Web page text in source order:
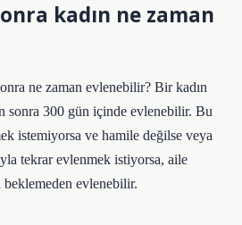
kadın ne zaman
ne zaman evlenebilir? Bir kadın
sonra 300 gün içinde evlenebilir. Bu
istemiyorsa ve hamile değilse veya
tekrar evlenmek istiyorsa, aile
beklemeden evlenebilir.